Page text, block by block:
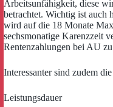
Arbeitsunfähigkeit, diese
betrachtet. Wichtig ist auch
wird auf die 18 Monate
sechsmonatige Karenzzeit
Rentenzahlungen bei AU
Interessanter sind zudem
Leistungsdauer